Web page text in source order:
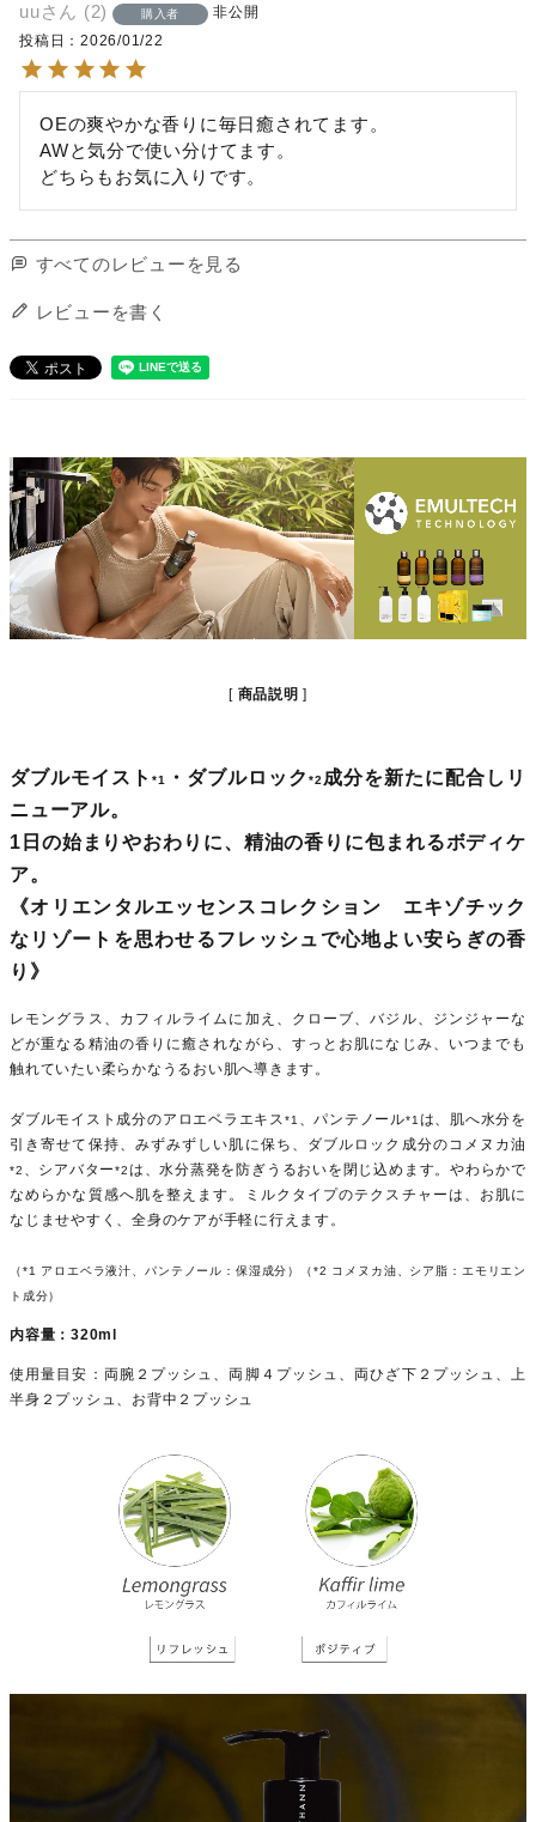
uu 2 購入者
非公開
投稿日
2026/01/22
OEの爽やかな香りに毎日癒されてます。
AWと気分で使い分けてます。
すべてのレビューを見る
レビューを書く
商品説明
ダブルモイスト*1 ・ダブルロック*2 成分を新たに配合しリ
ニューアル。
1日の始まりやおわりに、精油の香りに包まれるボディケ
ア。
《オリエンタルエッセンスコレクション エキゾチック
なリゾートを思わせるフレッシュで心地よい安らぎの香
り》
レモングラス、カフィルライムに加え、クローブ、バジル、ジンジャーな
どが重なる精油の香りに癒されながら、すっとお肌になじみ、いつまでも
触れていたい柔らかなうるおい肌へ導きます。
ダブルモイスト成分のアロエベラエキス*1 、パンテノール*1 は、肌へ水分を
引き寄せて保持、みずみずしい肌に保ち、ダブルロック成分のコメヌカ油
*2 、シアバター*2は、水分蒸発を防ぎうるおいを閉じ込めます。やわらかで
なめらかな質感へ肌を整えます。ミルクタイプのテクスチャーは、お肌に
なじませやすく、全身のケアが手軽に行えます。
（*1 アロエベラ液汁、パンテノール：保湿成分）（*2 コメヌカ油、シア脂：エモリエン
ト成分）
内容量：320ml
使用量目安：両腕２プッシュ、両脚４プッシュ、両ひざ下２プッシュ、上
半身２プッシュ、お背中２プッシュ